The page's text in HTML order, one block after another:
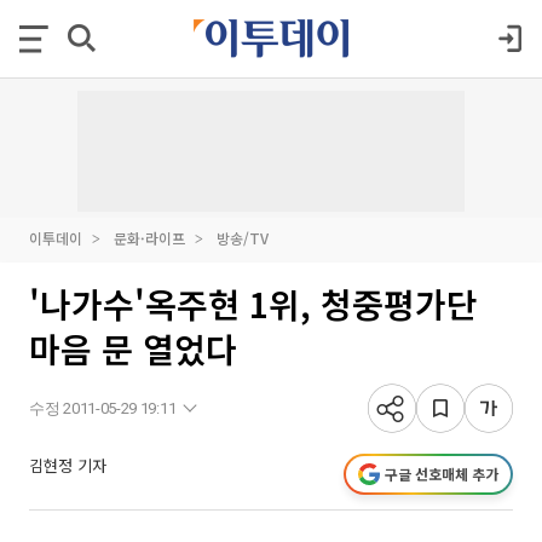
이투데이 문화·라이프 방송/TV
'나가수'옥주현 1위, 청중평가단
마음 문 열었다
수정 2011-05-29 19:11
김현정 기자 구글 선호매체 추가